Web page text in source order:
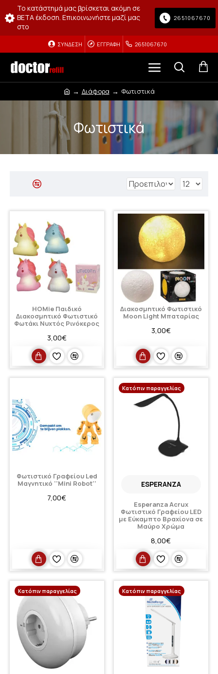
Το κατάστημά μας βρίσκεται ακόμη σε
BETA έκδοση. Επικοινωνήστε μαζί μας
στο
2651067670
ΣΎΝΔΕΣΗ ΕΓΓΡΑΦΉ 2651067670
Διάφορα Φωτιστικά
Φωτιστικά
HOMie Παιδικό
Διακοσμητικό Φωτιστικό
Φωτάκι Νυχτός Ρινόκερος
3,00€
Διακοσμητικό Φωτιστικό
Μοοn Light Μπαταρίας
3,00€
Φωτιστικό Γραφείου Led
Μαγνητικό ''Mini Robot''
7,00€
Κατόπιν παραγγελίας
ESPERANZA
Esperanza Acrux
Φωτιστικό Γραφείου LED
με Εύκαμπτο Βραχίονα σε
Μαύρο Χρώμα
8,00€
Κατόπιν παραγγελίας Κατόπιν παραγγελίας